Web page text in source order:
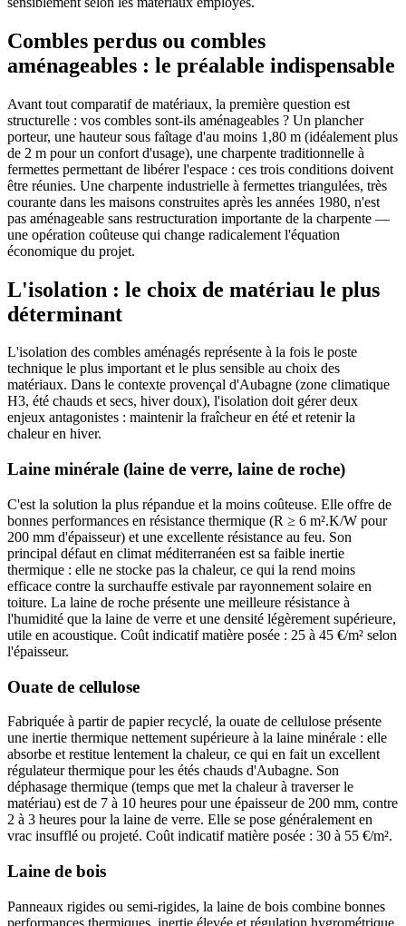
Combles perdus ou combles
aménageables : le préalable indispensable
Avant tout comparatif de matériaux, la première question est
structurelle : vos combles sont-ils aménageables ? Un plancher
porteur, une hauteur sous faîtage d'au moins 1,80 m (idéalement plus
de 2 m pour un confort d'usage), une charpente traditionnelle à
fermettes permettant de libérer l'espace : ces trois conditions doivent
être réunies. Une charpente industrielle à fermettes triangulées, très
courante dans les maisons construites après les années 1980, n'est
pas aménageable sans restructuration importante de la charpente —
une opération coûteuse qui change radicalement l'équation
économique du projet.
L'isolation : le choix de matériau le plus
déterminant
L'isolation des combles aménagés représente à la fois le poste
technique le plus important et le plus sensible au choix des
matériaux. Dans le contexte provençal d'Aubagne (zone climatique
H3, été chauds et secs, hiver doux), l'isolation doit gérer deux
enjeux antagonistes : maintenir la fraîcheur en été et retenir la
chaleur en hiver.
Laine minérale (laine de verre, laine de roche)
C'est la solution la plus répandue et la moins coûteuse. Elle offre de
bonnes performances en résistance thermique (R ≥ 6 m².K/W pour
200 mm d'épaisseur) et une excellente résistance au feu. Son
principal défaut en climat méditerranéen est sa faible inertie
thermique : elle ne stocke pas la chaleur, ce qui la rend moins
efficace contre la surchauffe estivale par rayonnement solaire en
toiture. La laine de roche présente une meilleure résistance à
l'humidité que la laine de verre et une densité légèrement supérieure,
utile en acoustique. Coût indicatif matière posée : 25 à 45 €/m² selon
l'épaisseur.
Ouate de cellulose
Fabriquée à partir de papier recyclé, la ouate de cellulose présente
une inertie thermique nettement supérieure à la laine minérale : elle
absorbe et restitue lentement la chaleur, ce qui en fait un excellent
régulateur thermique pour les étés chauds d'Aubagne. Son
déphasage thermique (temps que met la chaleur à traverser le
matériau) est de 7 à 10 heures pour une épaisseur de 200 mm, contre
2 à 3 heures pour la laine de verre. Elle se pose généralement en
vrac insufflé ou projeté. Coût indicatif matière posée : 30 à 55 €/m².
Laine de bois
Panneaux rigides ou semi-rigides, la laine de bois combine bonnes
performances thermiques, inertie élevée et régulation hygrométrique